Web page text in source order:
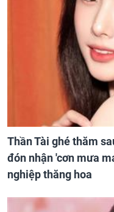
Thần Tài ghé thăm
đón nhận 'cơn mưa
nghiệp thăng hoa